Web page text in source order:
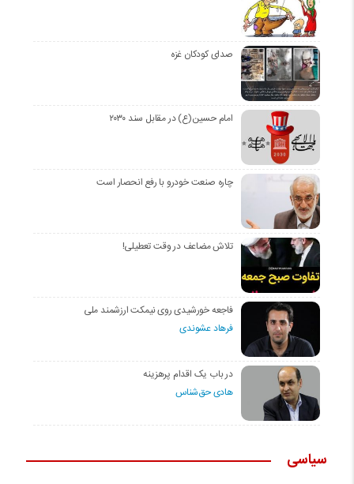
صدای کودکان غزه
امام حسین(ع) در مقابل سند ۲۰۳۰
چاره صنعت خودرو با رفع انحصار است
تلاش مضاعف در وقت تعطیلی!
فاجعه خورشیدی روی نیمکت ارزشمند ملی
فرهاد عشوندی
در باب یک اقدام پرهزینه
هادی حق‌شناس
سیاسی